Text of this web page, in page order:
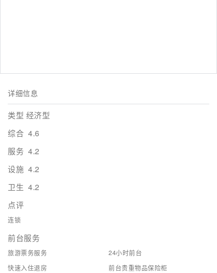
详细信息
类型 经济型
综合 4.6
服务 4.2
设施 4.2
卫生 4.2
点评
连锁
前台服务
旅游票务服务
24小时前台
快速入住退房
前台贵重物品保险柜